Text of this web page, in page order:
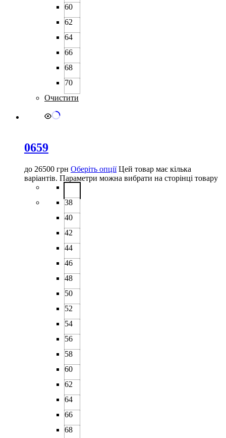
60
62
64
66
68
70
Очистити
0659
до 26500 грн Оберіть опції Цей товар має кілька
варіантів. Параметри можна вибрати на сторінці товару
38
40
42
44
46
48
50
52
54
56
58
60
62
64
66
68